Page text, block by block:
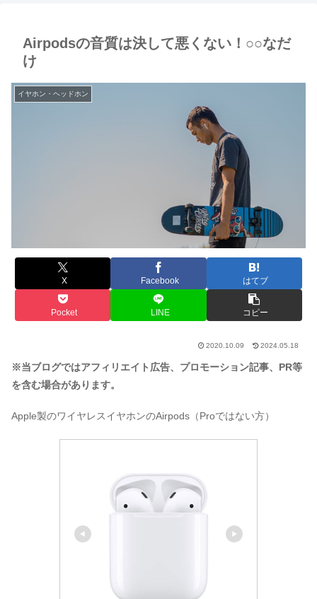
Airpodsの音質は決して悪くない！○○なだ
け
イヤホン・ヘッドホン
X Facebook はてブ
Pocket LINE コピー
2020.10.09 2024.05.18
※当ブログではアフィリエイト広告、プロモーション記事、PR等
を含む場合があります。
Apple製のワイヤレスイヤホンのAirpods（Proではない方）